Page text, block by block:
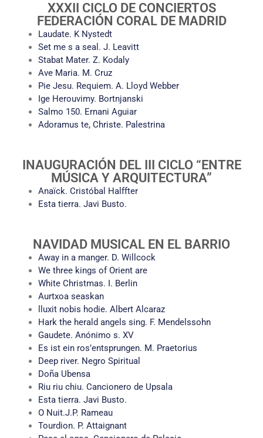
XXXII CICLO DE CONCIERTOS
FEDERACIÓN CORAL DE MADRID
Laudate. K Nystedt
Set me s a seal. J. Leavitt
Stabat Mater. Z. Kodaly
Ave Maria. M. Cruz
Pie Jesu. Requiem. A. Lloyd Webber
Ige Herouvimy. Bortnjanski
Salmo 150. Ernani Aguiar
Adoramus te, Christe. Palestrina
INAUGURACIÓN DEL III CICLO “ENTRE
MÚSICA Y ARQUITECTURA”
Anaïck. Cristóbal Halffter
Esta tierra. Javi Busto.
NAVIDAD MUSICAL EN EL BARRIO
Away in a manger. D. Willcock
We three kings of Orient are
White Christmas. I. Berlin
Aurtxoa seaskan
lluxit nobis hodie. Albert Alcaraz
Hark the herald angels sing. F. Mendelssohn
Gaudete. Anónimo s. XV
Es ist ein ros’entsprungen. M. Praetorius
Deep river. Negro Spiritual
Doña Ubensa
Riu riu chiu. Cancionero de Upsala
Esta tierra. Javi Busto.
O Nuit.J.P. Rameau
Tourdion. P. Attaignant